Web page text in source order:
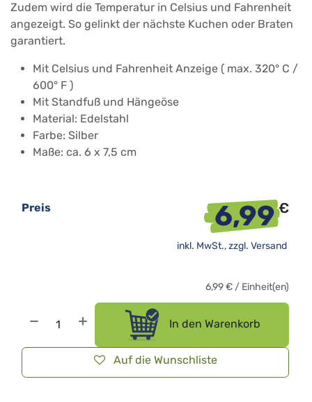
Zudem wird die Temperatur in Celsius und Fahrenheit
angezeigt. So gelinkt der nächste Kuchen oder Braten
garantiert.
Mit Celsius und Fahrenheit Anzeige ( max. 320° C /
600° F )
Mit Standfuß und Hängeöse
Material: Edelstahl
Farbe: Silber
Maße: ca. 6 x 7,5 cm
In den Warenkorb
Auf die Wunschliste
Preis 6,99€
inkl. MwSt., zzgl. Versand
6,99€ / Einheit(en)